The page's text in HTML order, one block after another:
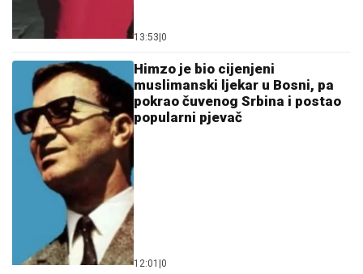
13:53 0
Himzo je bio cijenjeni
muslimanski ljekar u Bosni, pa
pokrao čuvenog Srbina i postao
popularni pjevač
12:01 0